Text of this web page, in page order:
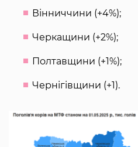
Вінниччини (+4%);
Черкащини (+2%);
Полтавщини (+1%);
Чернігівщини (+1).